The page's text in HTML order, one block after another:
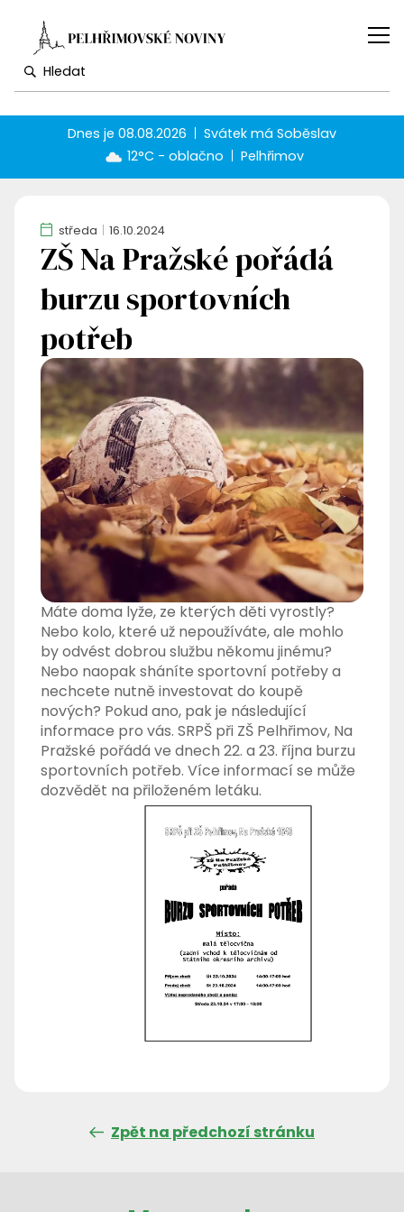
Dnes je08.08.2026 Svátek má Soběslav
12°C - oblačno
Pelhřimov
středa 16.10.2024
ZŠ Na Pražské pořádá
burzu sportovních
potřeb
Máte doma lyže, ze kterých děti vyrostly?
Nebo kolo, které už nepoužíváte, ale mohlo
by odvést dobrou službu někomu jinému?
Nebo naopak sháníte sportovní potřeby a
nechcete nutně investovat do koupě
nových? Pokud ano, pak je následující
informace pro vás. SRPŠ při ZŠ Pelhřimov, Na
Pražské pořádá ve dnech 22. a 23. října burzu
sportovních potřeb. Více informací se může
dozvědět na přiloženém letáku.
Zpět na předchozí stránku